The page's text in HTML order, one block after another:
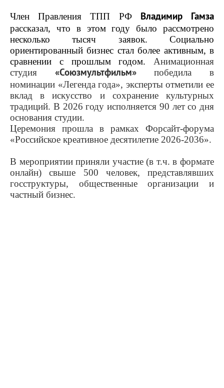
Член Правления ТПП РФ Владимир Гамза
рассказал, что в этом году было рассмотрено
несколько тысяч заявок. Социально
ориентированный бизнес стал более активным, в
сравнении с прошлым годом. Анимационная
студия «Союзмультфильм»победила в
номинации «Легенда года», эксперты отметили ее
вклад в искусство и сохранение культурных
традиций. В 2026 году исполняется 90 лет со дня
основания студии.
Церемония прошла в рамках Форсайт-форума
«Российское креативное десятилетие 2026-2036».
В мероприятии приняли участие (в т.ч. в формате
онлайн) свыше 500 человек, представлявших
госструктуры, общественные организации и
частный бизнес.